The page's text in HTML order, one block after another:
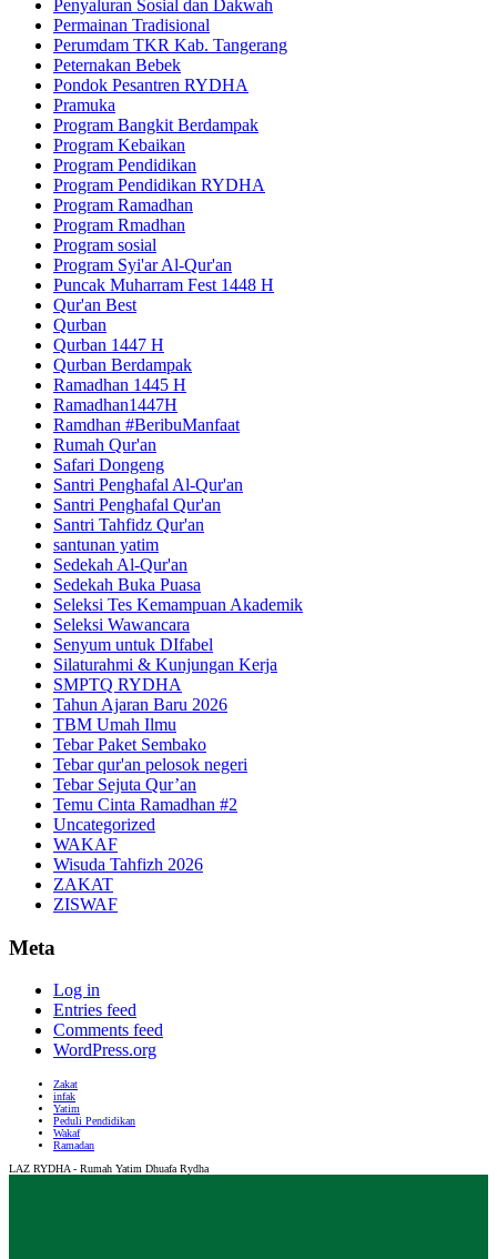
Penyaluran Sosial dan Dakwah
Permainan Tradisional
Perumdam TKR Kab. Tangerang
Peternakan Bebek
Pondok Pesantren RYDHA
Pramuka
Program Bangkit Berdampak
Program Kebaikan
Program Pendidikan
Program Pendidikan RYDHA
Program Ramadhan
Program Rmadhan
Program sosial
Program Syi'ar Al-Qur'an
Puncak Muharram Fest 1448 H
Qur'an Best
Qurban
Qurban 1447 H
Qurban Berdampak
Ramadhan 1445 H
Ramadhan1447H
Ramdhan #BeribuManfaat
Rumah Qur'an
Safari Dongeng
Santri Penghafal Al-Qur'an
Santri Penghafal Qur'an
Santri Tahfidz Qur'an
santunan yatim
Sedekah Al-Qur'an
Sedekah Buka Puasa
Seleksi Tes Kemampuan Akademik
Seleksi Wawancara
Senyum untuk DIfabel
Silaturahmi & Kunjungan Kerja
SMPTQ RYDHA
Tahun Ajaran Baru 2026
TBM Umah Ilmu
Tebar Paket Sembako
Tebar qur'an pelosok negeri
Tebar Sejuta Qur’an
Temu Cinta Ramadhan #2
Uncategorized
WAKAF
Wisuda Tahfizh 2026
ZAKAT
ZISWAF
Meta
Log in
Entries feed
Comments feed
WordPress.org
Zakat
infak
Yatim
Peduli Pendidikan
Wakaf
Ramadan
LAZ RYDHA - Rumah Yatim Dhuafa Rydha